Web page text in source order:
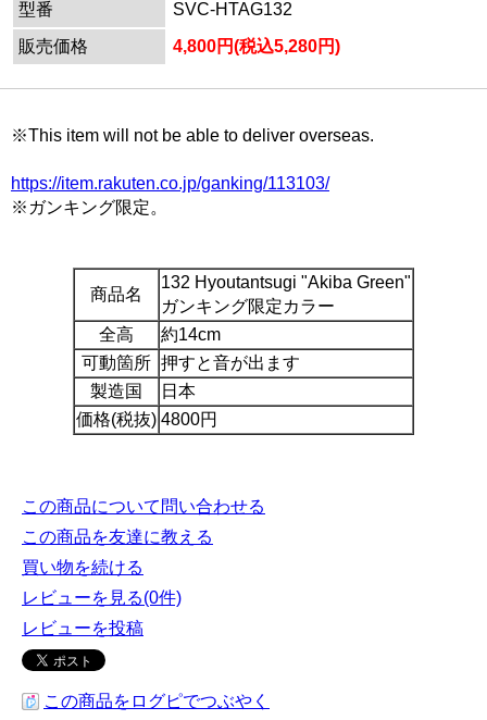
型番
SVC-HTAG132
販売価格
4,800円(税込5,280円)
※This item will not be able to deliver overseas.
https://item.rakuten.co.jp/ganking/113103/
※ガンキング限定。
商品名
132 Hyoutantsugi "Akiba Green"
ガンキング限定カラー
全高
約14cm
可動箇所 押すと音が出ます
製造国
日本
価格(税抜) 4800円
この商品について問い合わせる
この商品を友達に教える
買い物を続ける
レビューを見る(0件)
レビューを投稿
この商品をログピでつぶやく